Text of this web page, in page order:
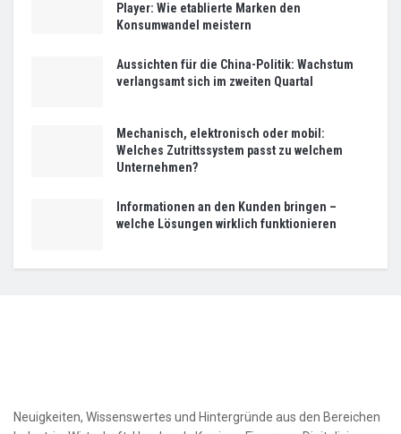
Player: Wie etablierte Marken den
Konsumwandel meistern
Aussichten für die China-Politik: Wachstum
verlangsamt sich im zweiten Quartal
Mechanisch, elektronisch oder mobil:
Welches Zutrittssystem passt zu welchem
Unternehmen?
Informationen an den Kunden bringen –
welche Lösungen wirklich funktionieren
Neuigkeiten, Wissenswertes und Hintergründe aus den Bereichen